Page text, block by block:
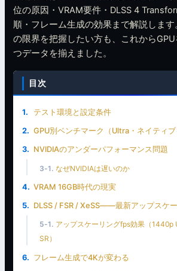
位の原因・VRAM要件・DLSS 4
順・フレーム生成の効果まで解説しま
の限界を把握したい方も、これから
つデータを揃えました。
目次
テスト環境と設定条件
GPU別ベンチマーク（Ultra・ネイティブ
NVIDIAのアンダーパフォーマンス問題
なぜNVIDIAは遅いのか
VRAM 16GB時代の現実
DLSS / FSR / XeSS——最新アップスケ
アップスケーリングfps効果（1440p
SR）
フレーム生成で4Kが変わる